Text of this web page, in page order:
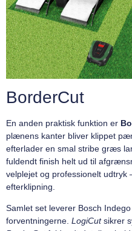
BorderCut
En anden praktisk funktion er
plænens kanter bliver klippet
efterlader en smal stribe græs
fuldendt finish helt ud til
velplejet og professionelt udtryk
efterklipning.
Samlet set leverer Bosch
forventningerne. LogiCutsikrer